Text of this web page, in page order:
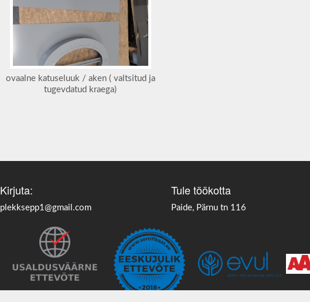
ovaalne katuseluuk / aken ( valtsitud ja
tugevdatud kraega)
Kirjuta:
plekksepp1@gmail.com
Tule töökotta
Paide, Pärnu tn 116